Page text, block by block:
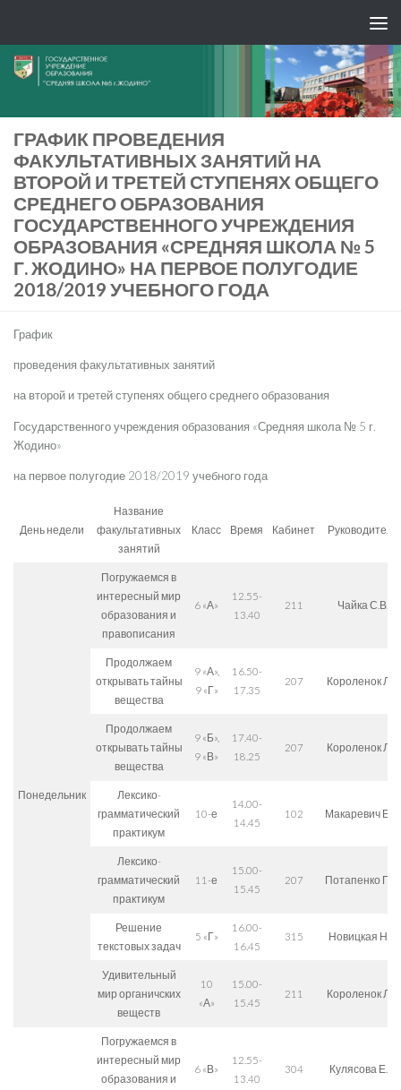
ГРАФИК ПРОВЕДЕНИЯ
ФАКУЛЬТАТИВНЫХ ЗАНЯТИЙ НА
ВТОРОЙ И ТРЕТЕЙ СТУПЕНЯХ ОБЩЕГО
СРЕДНЕГО ОБРАЗОВАНИЯ
ГОСУДАРСТВЕННОГО УЧРЕЖДЕНИЯ
ОБРАЗОВАНИЯ «СРЕДНЯЯ ШКОЛА № 5
Г. ЖОДИНО» НА ПЕРВОЕ ПОЛУГОДИЕ
2018/2019 УЧЕБНОГО ГОДА
График
проведения факультативных занятий
на второй и третей ступенях общего среднего образования
Государственного учреждения образования «Средняя школа № 5 г.
Жодино»
на первое полугодие 2018/2019 учебного года
День недели
Название
факультативных
занятий
Класс Время Кабинет Руководитель
Понедельник
Погружаемся в
интересный мир
образования и
правописания
6 «А»
12.55-
13.40
211 Чайка С.В.
Продолжаем
открывать тайны
вещества
9 «А»,
9 «Г»
16.50-
17.35
207 Короленок Л.Г.
Продолжаем
открывать тайны
вещества
9 «Б»,
9 «В»
17.40-
18.25
207 Короленок Л.Г.
Лексико-
грамматический
практикум
10-е
14.00-
14.45
102 Макаревич Е.С.
Лексико-
грамматический
практикум
11-е
15.00-
15.45
207 Потапенко П.В.
Решение
текстовых задач
5 «Г»
16.00-
16.45
315 Новицкая Н.Л.
Удивительный
мир органичских
веществ
10
«А»
15.00-
15.45
211 Короленок Л.Г.
Погружаемся в
интересный мир
образования и
6 «В»
12.55-
13.40
304 Кулясова Е.А.